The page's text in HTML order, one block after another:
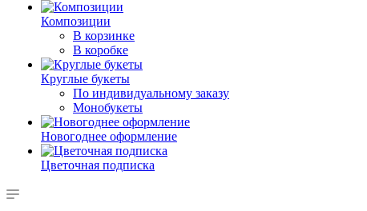
Композиции
В корзинке
В коробке
Круглые букеты
По индивидуальному заказу
Монобукеты
Новогоднее оформление
Цветочная подписка